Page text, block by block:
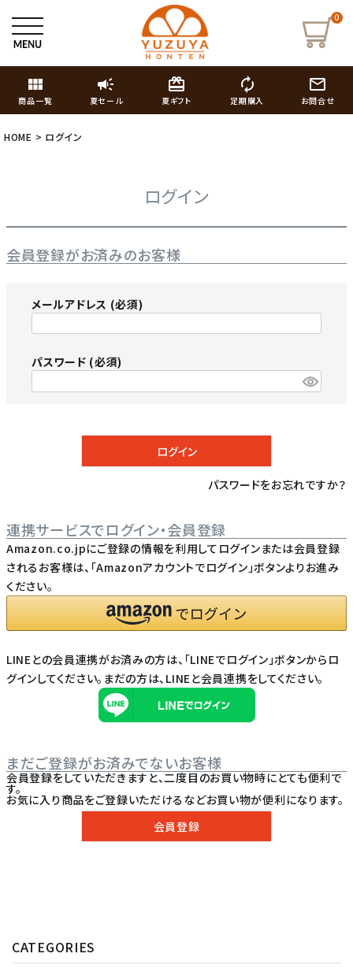
0
view_module
商品一覧
campaign
夏セール
card_giftcard
夏ギフト
autorenew
定期購入
mail_outline
お問合せ
HOME ログイン
ログイン
会員登録がお済みのお客様
メールアドレス (必須)
パスワード (必須)
ログイン
パスワードをお忘れですか？
連携サービスでログイン・会員登録
Amazon.co.jpにご登録の情報を利用してログインまたは会員登録
されるお客様は、「Amazonアカウントでログイン」ボタンよりお進み
ください。
LINEとの会員連携がお済みの方は、「LINEでログイン」ボタンからロ
グインしてください。まだの方は、 LINEと会員連携をしてください。
まだご登録がお済みでないお客様
会員登録をしていただきますと、二度目のお買い物時にとても便利で
す。
お気に入り商品をご登録いただけるなどお買い物が便利になります。
会員登録
CATEGORIES